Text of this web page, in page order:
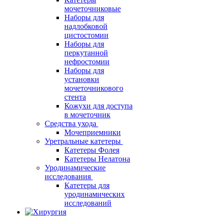
мочеточниковые
Наборы для
надлобковой
цистостомии
Наборы для
перкутанной
нефростомии
Наборы для
установки
мочеточникового
стента
Кожухи для доступа
в мочеточник
Средства ухода
Мочеприемники
Уретральные катетеры
Катетеры Фолея
Катетеры Нелатона
Уродинамические
исследования
Катетеры для
уродинамических
исследований